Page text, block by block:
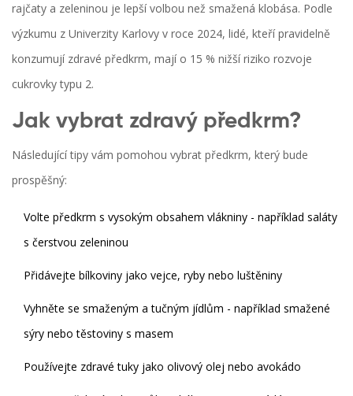
rajčaty a zeleninou je lepší volbou než smažená klobása. Podle
výzkumu z Univerzity Karlovy v roce 2024, lidé, kteří pravidelně
konzumují zdravé předkrm, mají o 15 % nižší riziko rozvoje
cukrovky typu 2.
Jak vybrat zdravý předkrm?
Následující tipy vám pomohou vybrat předkrm, který bude
prospěšný:
Volte předkrm s vysokým obsahem vlákniny - například saláty
s čerstvou zeleninou
Přidávejte bílkoviny jako vejce, ryby nebo luštěniny
Vyhněte se smaženým a tučným jídlům - například smažené
sýry nebo těstoviny s masem
Používejte zdravé tuky jako olivový olej nebo avokádo